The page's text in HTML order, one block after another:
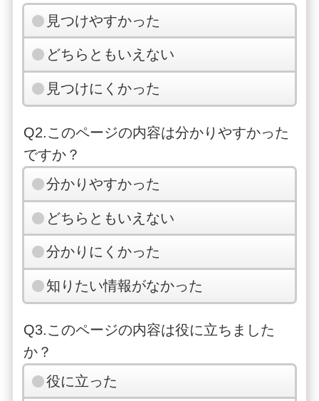
見つけやすかった
どちらともいえない
見つけにくかった
Q2.このページの内容は分かりやすかった
ですか？
分かりやすかった
どちらともいえない
分かりにくかった
知りたい情報がなかった
Q3.このページの内容は役に立ちました
か？
役に立った